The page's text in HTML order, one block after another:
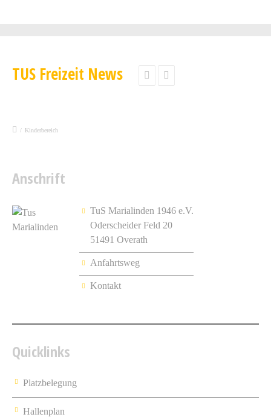
TUS Freizeit News  
/ Kinderbereich
Anschrift
TuS Marialinden 1946 e.V.
Oderscheider Feld 20
51491 Overath
Anfahrtsweg
Kontakt
Quicklinks
Platzbelegung
Hallenplan